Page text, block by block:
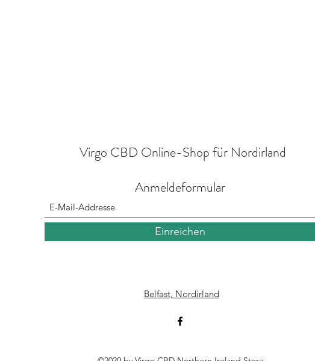
Virgo CBD Online-Shop für Nordirland
Anmeldeformular
Einreichen
Belfast, Nordirland